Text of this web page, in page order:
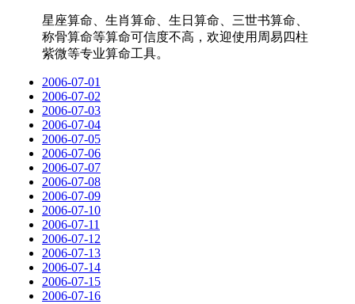
星座算命、生肖算命、生日算命、三世书算命、
称骨算命等算命可信度不高，欢迎使用周易四柱
紫微等专业算命工具。
2006-07-01
2006-07-02
2006-07-03
2006-07-04
2006-07-05
2006-07-06
2006-07-07
2006-07-08
2006-07-09
2006-07-10
2006-07-11
2006-07-12
2006-07-13
2006-07-14
2006-07-15
2006-07-16